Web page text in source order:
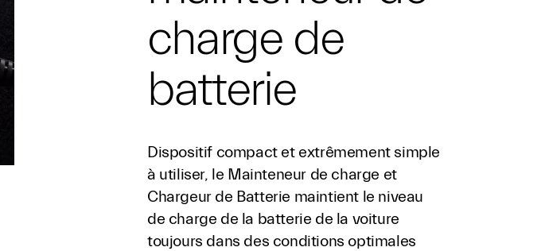
charge de
batterie
Dispositif compact et extrêmement simple
à utiliser, le Mainteneur de charge et
Chargeur de Batterie maintient le niveau
de charge de la batterie de la voiture
toujours dans des conditions optimales